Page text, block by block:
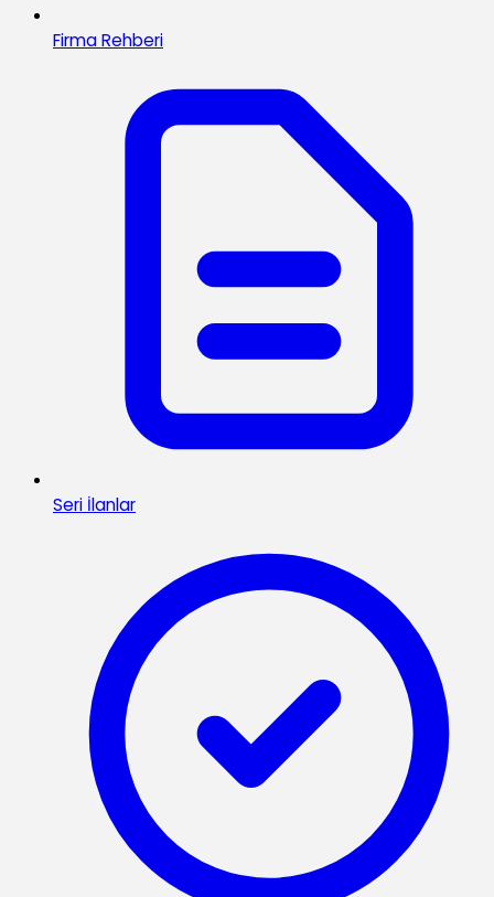
Firma Rehberi
Seri İlanlar